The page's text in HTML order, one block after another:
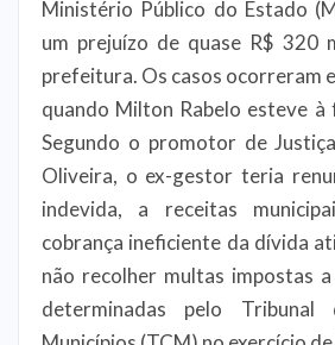
Ministério Público do Estado
um prejuízo de quase R$ 320
prefeitura. Os casos ocorreram
quando Milton Rabelo esteve
Segundo o promotor de
Oliveira, o ex-gestor teria
indevida, a receitas
cobrança ineficiente da dívida
não recolher multas impostas
determinadas pelo